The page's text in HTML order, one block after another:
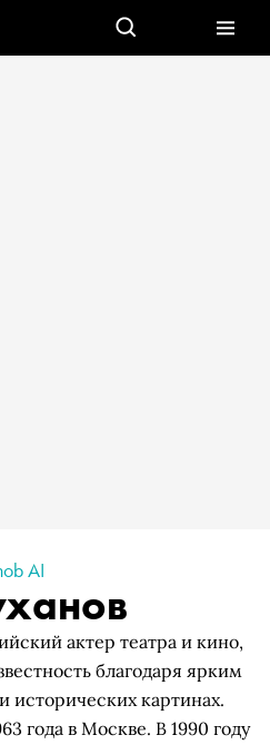
AI
актер театра и кино,
благодаря ярким
исторических картинах.
года в Москве. В 1990 году